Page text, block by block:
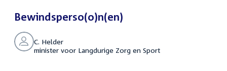
Bewindsperso(o)n(en)
C. Helder
minister voor Langdurige Zorg en Sport